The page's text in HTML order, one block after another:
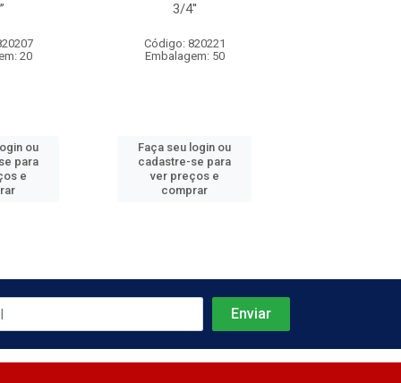
20
ou
para
e
3/4''
Código: 820221
Embalagem: 50
Faça seu login ou
cadastre-se para
ver preços e
comprar